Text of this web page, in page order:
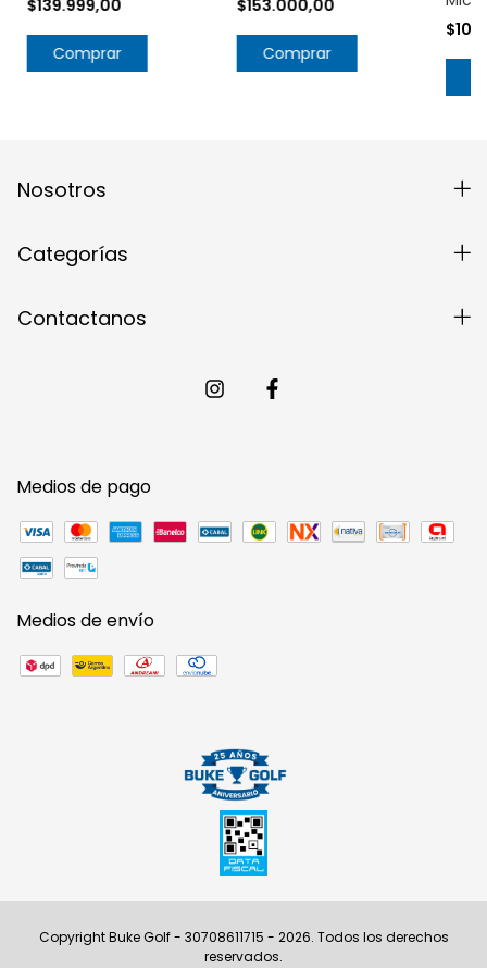
$139.999,00
Comprar
$153.000,00
Comprar
Nosotros
Categorías
Contactanos
Medios de pago
Medios de envío
Copyright Buke Golf - 30708611715 - 2026. Todos los derechos
reservados.